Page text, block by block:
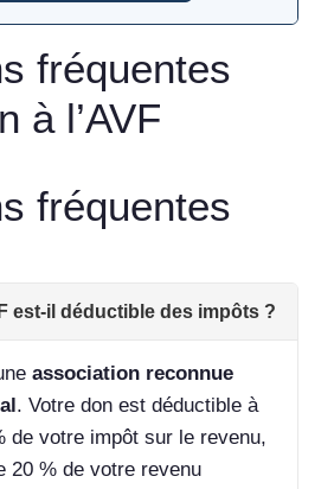
fréquentes
à l’AVF
fréquentes
est-il déductible des impôts ?
association reconnue
. Votre don est déductible à
de votre impôt sur le revenu,
20 % de votre revenu